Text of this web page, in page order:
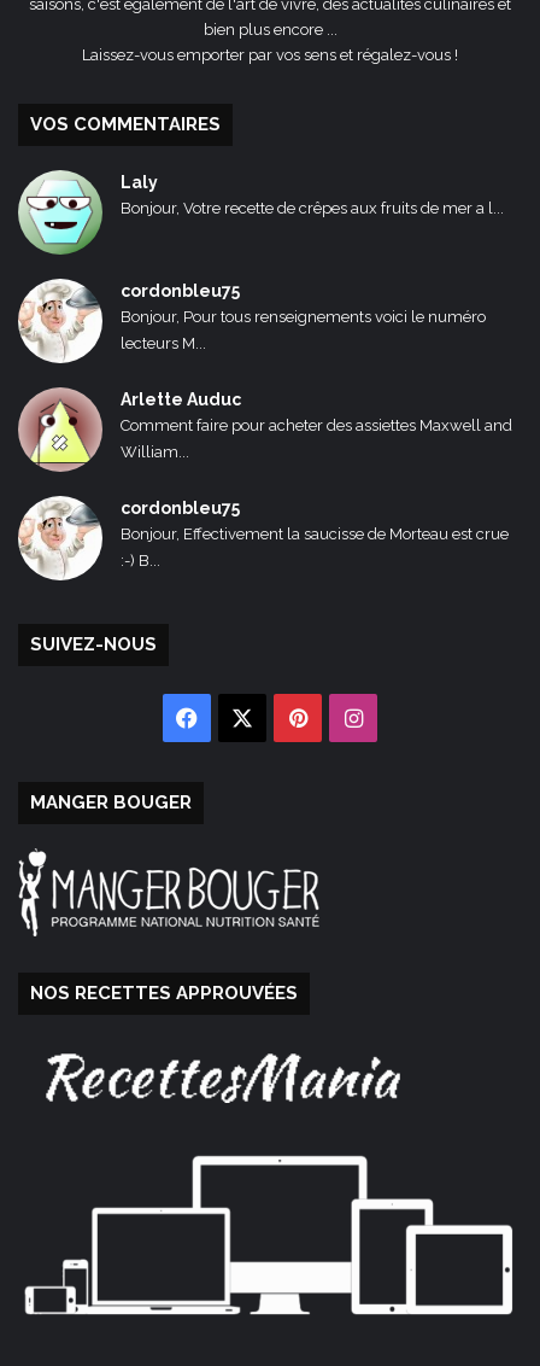
saisons, c'est également de l'art de vivre, des actualités culinaires et
bien plus encore ...
Laissez-vous emporter par vos sens et régalez-vous !
VOS COMMENTAIRES
Laly
Bonjour, Votre recette de crêpes aux fruits de mer a l...
cordonbleu75
Bonjour, Pour tous renseignements voici le numéro
lecteurs M...
Arlette Auduc
Comment faire pour acheter des assiettes Maxwell and
William...
cordonbleu75
Bonjour, Effectivement la saucisse de Morteau est crue
:-) B...
SUIVEZ-NOUS
Facebook PinterestInstagram
MANGER BOUGER
NOS RECETTES APPROUVÉES